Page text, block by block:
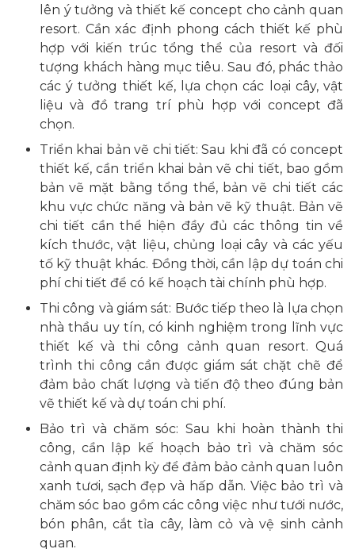
lên ý tưởng và thiết kế concept cho cảnh quan
resort. Cần xác định phong cách thiết kế phù
hợp với kiến trúc tổng thể của resort và đối
tượng khách hàng mục tiêu. Sau đó, phác thảo
các ý tưởng thiết kế, lựa chọn các loại cây, vật
liệu và đồ trang trí phù hợp với concept đã
chọn.
Triển khai bản vẽ chi tiết: Sau khi đã có concept
thiết kế, cần triển khai bản vẽ chi tiết, bao gồm
bản vẽ mặt bằng tổng thể, bản vẽ chi tiết các
khu vực chức năng và bản vẽ kỹ thuật. Bản vẽ
chi tiết cần thể hiện đầy đủ các thông tin về
kích thước, vật liệu, chủng loại cây và các yếu
tố kỹ thuật khác. Đồng thời, cần lập dự toán chi
phí chi tiết để có kế hoạch tài chính phù hợp.
Thi công và giám sát: Bước tiếp theo là lựa chọn
nhà thầu uy tín, có kinh nghiệm trong lĩnh vực
thiết kế và thi công cảnh quan resort. Quá
trình thi công cần được giám sát chặt chẽ để
đảm bảo chất lượng và tiến độ theo đúng bản
vẽ thiết kế và dự toán chi phí.
Bảo trì và chăm sóc: Sau khi hoàn thành thi
công, cần lập kế hoạch bảo trì và chăm sóc
cảnh quan định kỳ để đảm bảo cảnh quan luôn
xanh tươi, sạch đẹp và hấp dẫn. Việc bảo trì và
chăm sóc bao gồm các công việc như tưới nước,
bón phân, cắt tỉa cây, làm cỏ và vệ sinh cảnh
quan.